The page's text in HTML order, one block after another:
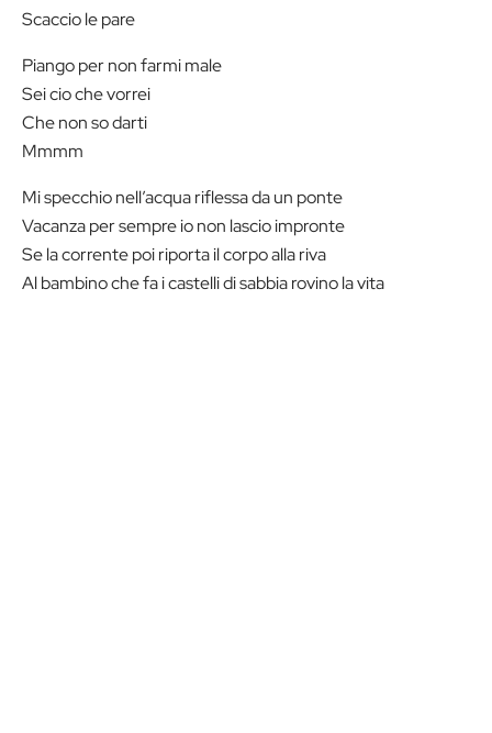
Scaccio le pare
Piango per non farmi male
Sei cio che vorrei
Che non so darti
Mmmm
Mi specchio nell’acqua riflessa da un ponte
Vacanza per sempre io non lascio impronte
Se la corrente poi riporta il corpo alla riva
Al bambino che fa i castelli di sabbia rovino la vita